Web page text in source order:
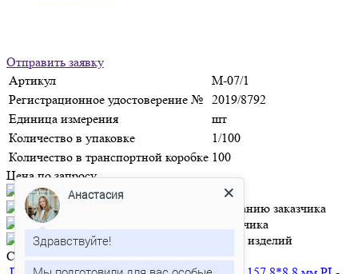
Отправить заявку
Артикул
М-07/1
Регистрационное удостоверение № 2019/8792
Единица измерения
шт
Количество в упаковке
1/100
Количество в транспортной коробке 100
Цена по запросу
Сопутствующие товары
Анастасия
Здравствуйте!